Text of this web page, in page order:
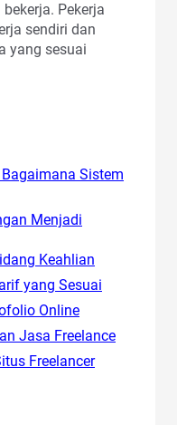
Pekerja
sendiri dan
yang sesuai
Sistem
Menjadi
Keahlian
yang Sesuai
Online
Jasa Freelance
Freelancer